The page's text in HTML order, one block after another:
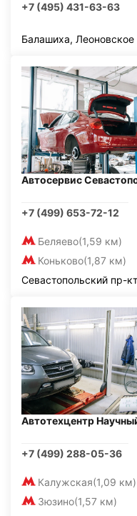
+7 (495) 431-63-63
Балашиха,
Автосервис
+7 (499) 653-72-12
Беляево(1,59 км)
Коньково(1,87 км)
Севастопольский пр-
Автотехцентр
+7 (499) 288-05-36
Калужская(1,09 км)
Зюзино(1,57 км)